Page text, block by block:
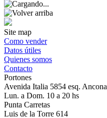
Site map
Como vender
Datos útiles
Quienes somos
Contacto
Portones
Avenida Italia 5854 esq. Ancona
Lun. a Dom. 10 a 20 hs
Punta Carretas
Luis de la Torre 614